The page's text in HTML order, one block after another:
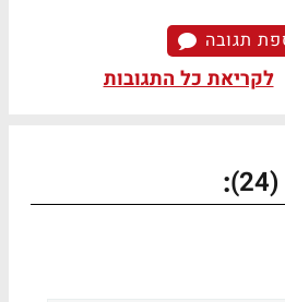
תגובה
לקריאת כל התגובות
(24)
: